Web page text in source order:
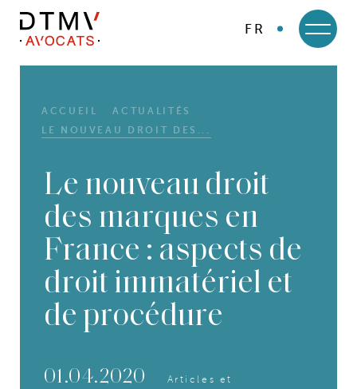
FR
ACCUEIL
ACTUALITÉS
LE NOUVEAU DROIT DES...
Le nouveau droit
des marques en
France : aspects de
droit immatériel et
de procédure
01.04.2020
Articles et